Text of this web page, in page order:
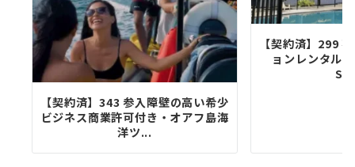
【契約済】343 参入障壁の高い希少
ビジネス商業許可付き・オアフ島海
洋ツ...
【契約済】299
ョンレンタル